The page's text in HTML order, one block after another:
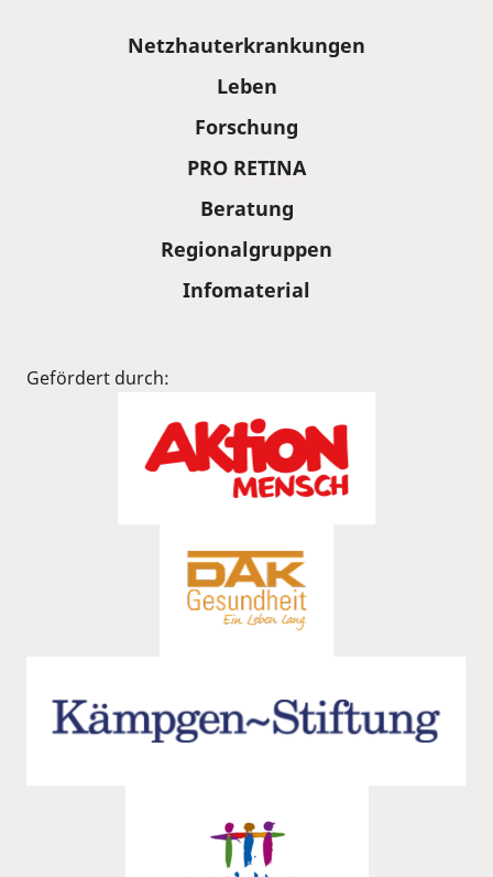
Netzhauterkrankungen
Leben
Forschung
PRO RETINA
Beratung
Regionalgruppen
Infomaterial
Gefördert durch: